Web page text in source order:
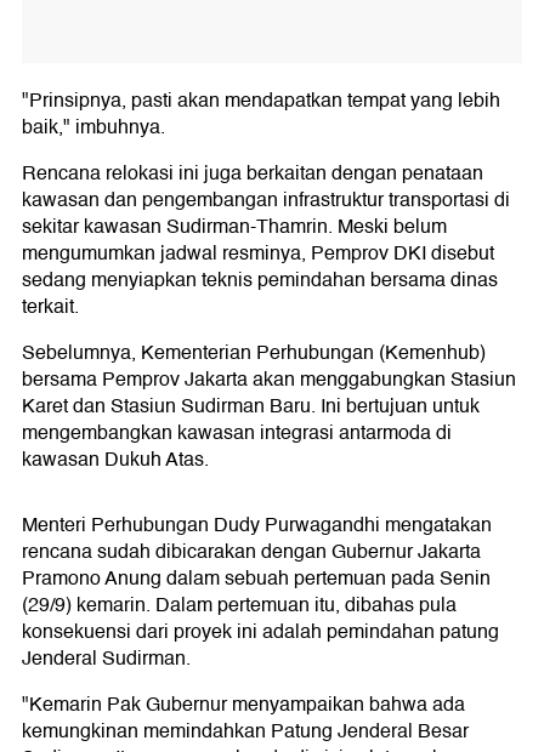
"Prinsipnya, pasti akan mendapatkan tempat yang lebih
baik," imbuhnya.
Rencana relokasi ini juga berkaitan dengan penataan
kawasan dan pengembangan infrastruktur transportasi di
sekitar kawasan Sudirman-Thamrin. Meski belum
mengumumkan jadwal resminya, Pemprov DKI disebut
sedang menyiapkan teknis pemindahan bersama dinas
terkait.
Sebelumnya, Kementerian Perhubungan (Kemenhub)
bersama Pemprov Jakarta akan menggabungkan Stasiun
Karet dan Stasiun Sudirman Baru. Ini bertujuan untuk
mengembangkan kawasan integrasi antarmoda di
kawasan Dukuh Atas.
Menteri Perhubungan Dudy Purwagandhi mengatakan
rencana sudah dibicarakan dengan Gubernur Jakarta
Pramono Anung dalam sebuah pertemuan pada Senin
(29/9) kemarin. Dalam pertemuan itu, dibahas pula
konsekuensi dari proyek ini adalah pemindahan patung
Jenderal Sudirman.
"Kemarin Pak Gubernur menyampaikan bahwa ada
kemungkinan memindahkan Patung Jenderal Besar